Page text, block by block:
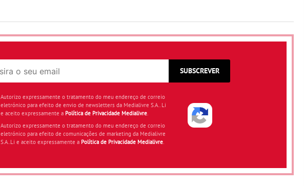
SUBSCREVER
Autorizo expressamente o tratamento do meu endereço de correio
eletrónico para efeito de envio de newsletters da Medialivre S.A.. Li
e aceito expressamente a Política de Privacidade Medialivre.
Autorizo expressamente o tratamento do meu endereço de correio
eletrónico para efeito de comunicações de marketing da Medialivre
S.A..Li e aceito expressamente a Política de Privacidade Medialivre.